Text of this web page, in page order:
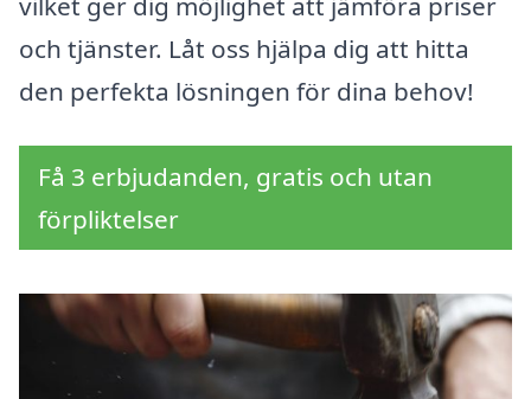
och tjänster. Låt oss hjälpa dig att hitta
den perfekta lösningen för dina behov!
Få 3 erbjudanden, gratis och utan
förpliktelser